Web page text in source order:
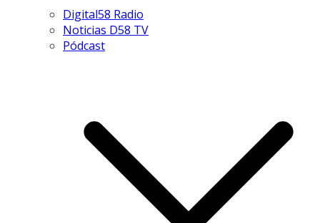
Digital58 Radio
Noticias D58 TV
Pódcast